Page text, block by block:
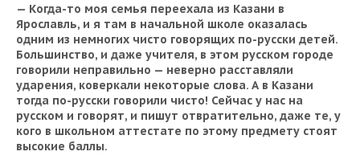
— Когда-то моя семья переехала из Казани в
Ярославль, и я там в начальной школе оказалась
одним из немногих чисто говорящих по-русски детей.
Большинство, и даже учителя, в этом русском городе
говорили неправильно — неверно расставляли
ударения, коверкали некоторые слова. А в Казани
тогда по-русски говорили чисто! Сейчас у нас на
русском и говорят, и пишут отвратительно, даже те, у
кого в школьном аттестате по этому предмету стоят
высокие баллы.